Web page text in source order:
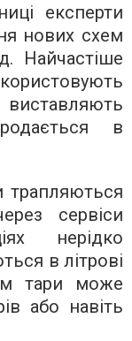
експерти
нових схем
Найчастіше
в
трапляються
сервіси
нерідко
в літрові
тари може
або навіть